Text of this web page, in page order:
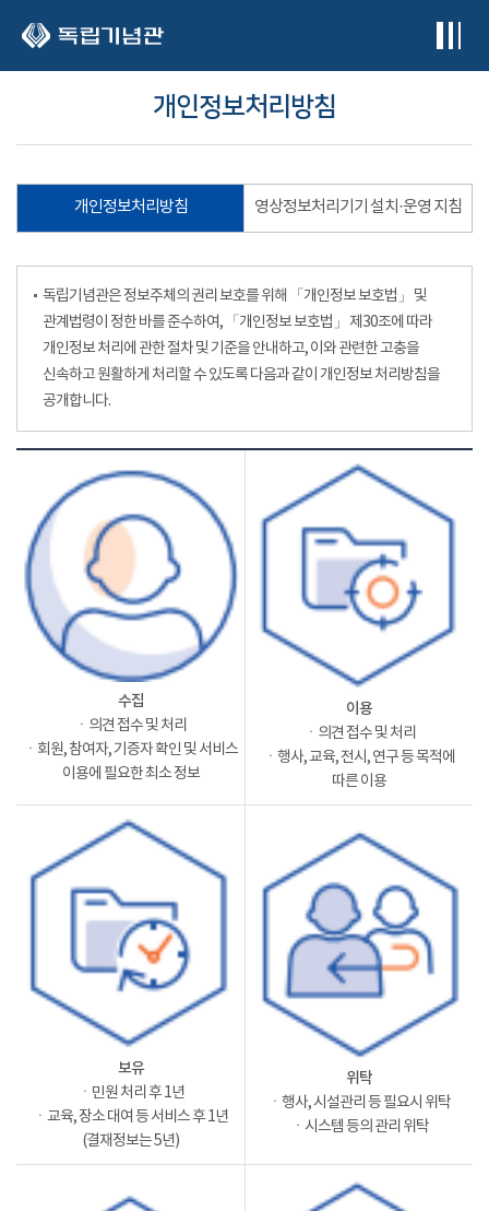
개인정보처리방침
개인정보처리방침 영상정보처리기기 설치·운영 지침
독립기념관은 정보주체의 권리 보호를 위해 「개인정보 보호법」 및
관계법령이 정한 바를 준수하여, 「개인정보 보호법」 제30조에 따라
개인정보 처리에 관한 절차 및 기준을 안내하고, 이와 관련한 고충을
신속하고 원활하게 처리할 수 있도록 다음과 같이 개인정보 처리방침을
공개합니다.
수집
ㆍ의견 접수 및 처리
ㆍ회원, 참여자, 기증자 확인 및 서비스
이용에 필요한 최소 정보
이용
ㆍ의견 접수 및 처리
ㆍ행사, 교육, 전시, 연구 등 목적에
따른 이용
보유
ㆍ민원 처리 후 1년
ㆍ교육, 장소 대여 등 서비스 후 1년
(결재정보는 5년)
위탁
ㆍ행사, 시설관리 등 필요시 위탁
ㆍ시스템 등의 관리 위탁